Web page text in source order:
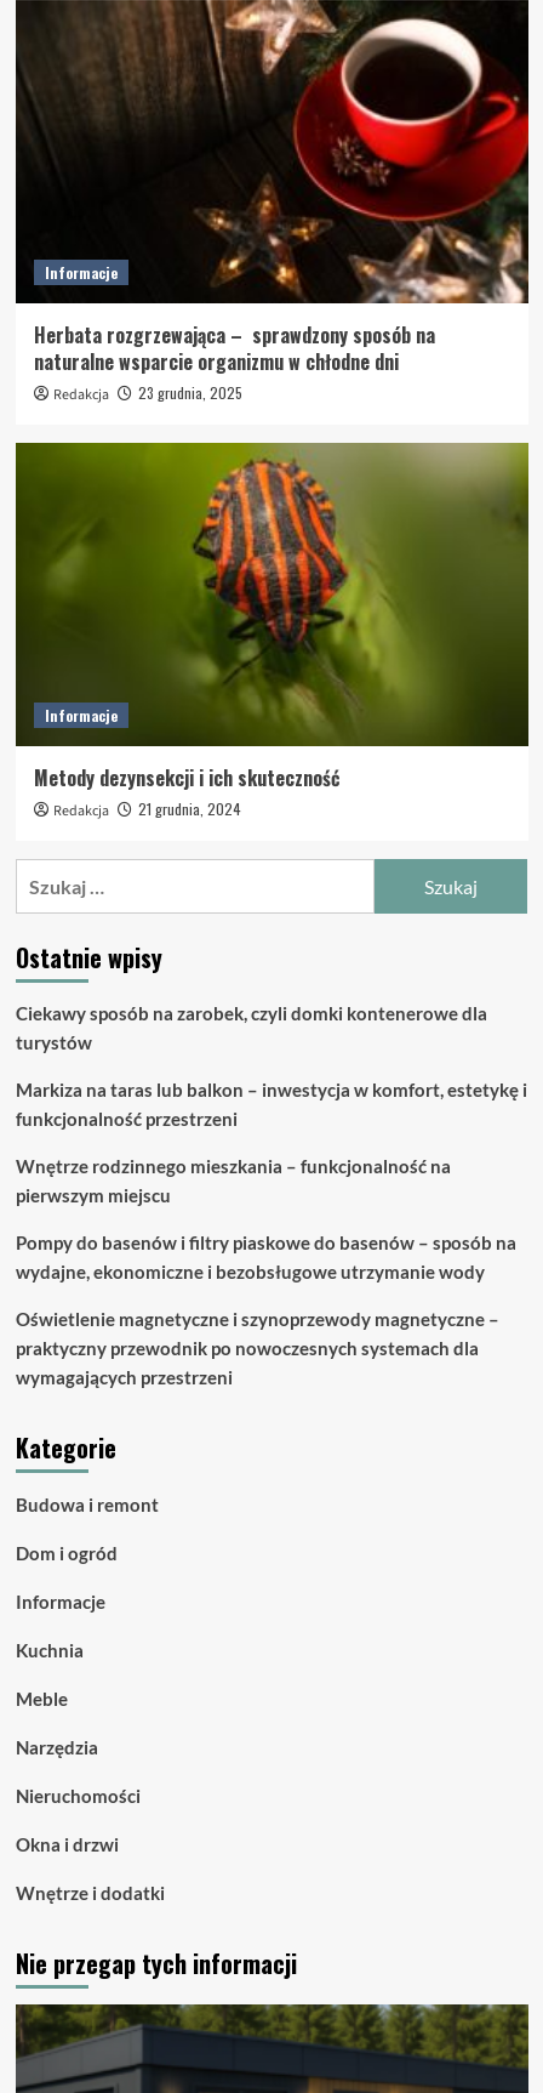
Informacje
Herbata rozgrzewająca – sprawdzony sposób na
naturalne wsparcie organizmu w chłodne dni
Redakcja 23 grudnia, 2025
Informacje
Metody dezynsekcji i ich skuteczność
Redakcja 21 grudnia, 2024
Ostatnie wpisy
Ciekawy sposób na zarobek, czyli domki kontenerowe dla
turystów
Markiza na taras lub balkon – inwestycja w komfort, estetykę i
funkcjonalność przestrzeni
Wnętrze rodzinnego mieszkania – funkcjonalność na
pierwszym miejscu
Pompy do basenów i filtry piaskowe do basenów – sposób na
wydajne, ekonomiczne i bezobsługowe utrzymanie wody
Oświetlenie magnetyczne i szynoprzewody magnetyczne –
praktyczny przewodnik po nowoczesnych systemach dla
wymagających przestrzeni
Kategorie
Budowa i remont
Dom i ogród
Informacje
Kuchnia
Meble
Narzędzia
Nieruchomości
Okna i drzwi
Wnętrze i dodatki
Nie przegap tych informacji